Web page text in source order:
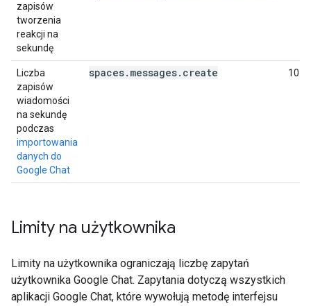
zapisów
tworzenia
reakcji na
sekundę
Liczba
zapisów
wiadomości
na sekundę
podczas
importowania
danych do
Google Chat
spaces.messages.create 10
Limity na użytkownika
Limity na użytkownika ograniczają liczbę zapytań
użytkownika Google Chat. Zapytania dotyczą wszystkich
aplikacji Google Chat, które wywołują metodę interfejsu